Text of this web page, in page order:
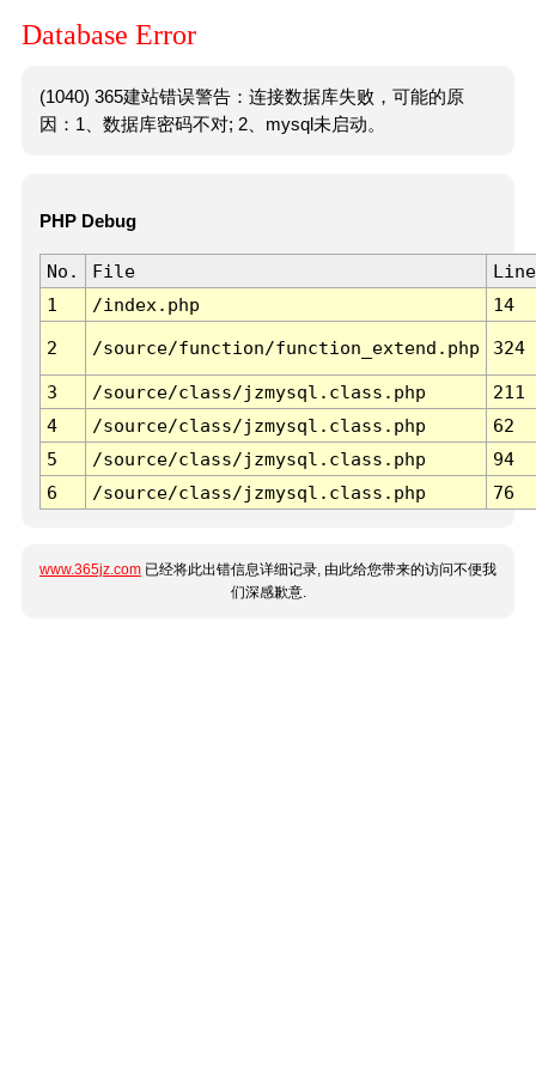
Database Error
(1040) 365建站错误警告：连接数据库失败，可能的原
因：1、数据库密码不对; 2、mysql未启动。
PHP Debug
No. File
Line
1
/index.php 14
2 /source/function/function_extend.php 324
3 /source/class/jzmysql.class.php
211
4
/source/class/jzmysql.class.php
62
5
/source/class/jzmysql.class.php
94
6
/source/class/jzmysql.class.php 76
www.365jz.com 已经将此出错信息详细记录, 由此给您带来的访问不便我
们深感歉意.